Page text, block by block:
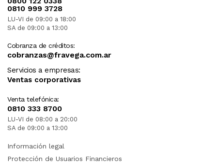
0810 999 3728
LU-VI de 09:00 a 18:00
SA de 09:00 a 13:00
Cobranza de créditos:
cobranzas@fravega.com.ar
Servicios a empresas:
Ventas corporativas
Venta telefónica:
0810 333 8700
LU-VI de 08:00 a 20:00
SA de 09:00 a 13:00
Información legal
Protección de Usuarios Financieros